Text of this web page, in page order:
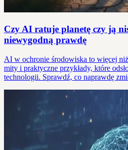
Czy AI ratuje planetę czy ją
niewygodną prawdę
AI w ochronie środowiska to więcej
mity i praktyczne przykłady, które
technologii. Sprawdź, co naprawdę